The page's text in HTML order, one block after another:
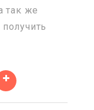
так же